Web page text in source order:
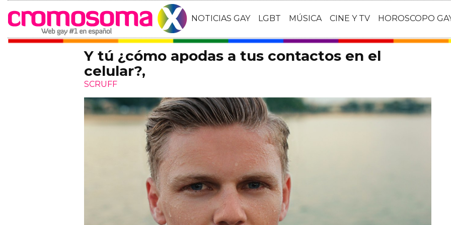
NOTICIAS GAY LGBT MÚSICA CINE Y TV HOROSCOPO
Y tú ¿cómo apodas a tus contactos en el
celular?,
SCRUFF